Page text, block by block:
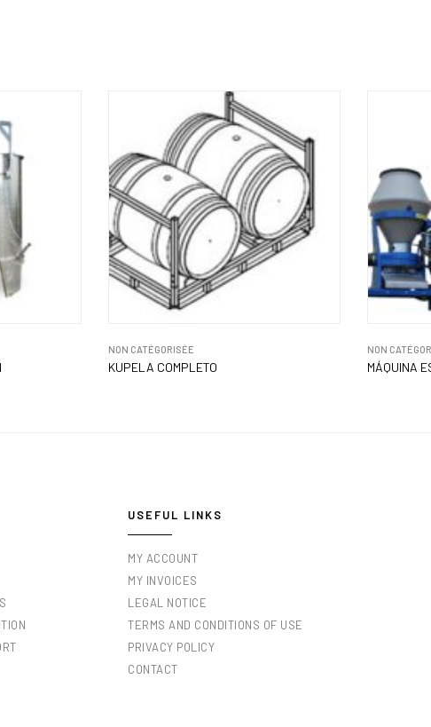
NON CATÉGORISÉE
KUPELA COMPLETO
NON
MÁQUINA
USEFUL LINKS
MY ACCOUNT
MY INVOICES
LEGAL NOTICE
TERMS AND CONDITIONS OF USE
PRIVACY POLICY
CONTACT